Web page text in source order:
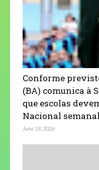
Conforme
(BA) comunica à
que escolas
Nacional
June 18, 2026